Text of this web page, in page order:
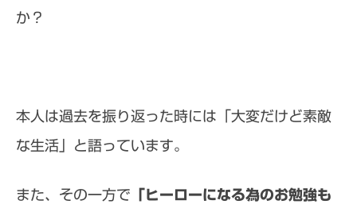
か？
本人は過去を振り返った時には「大変だけど素敵
な生活」と語っています。
また、その一方で 「ヒーローになる為のお勉強も